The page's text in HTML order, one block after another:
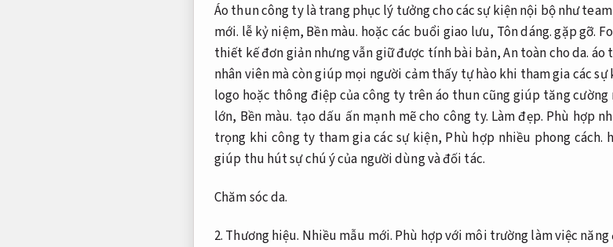
Áo thun công ty là trang phục lý tưởng cho các sự kiện nội bộ như
mới. lễ kỷ niệm, Bền màu. hoặc các buổi giao lưu, Tôn dáng.gặp gỡ.
thiết kế đơn giản nhưng vẫn giữ được tính bài bản,An toàn cho da. áo
nhân viên mà còn giúp mọi người cảm thấy tự hào khi tham gia các sự
logo hoặc thông điệp của công ty trên áo thun cũng giúp tăng
lớn, Bền màu. tạo dấu ấn mạnh mẽ cho công ty. Làm đẹp. Phù hợp
trọng khi công ty tham gia các sự kiện, Phù hợp nhiều phong cách.
giúp thu hút sự chú ý của người dùng và đối tác.
Chăm sóc da.
2. Thương hiệu. Nhiều mẫu mới. Phù hợp với môi trường làm việc năng